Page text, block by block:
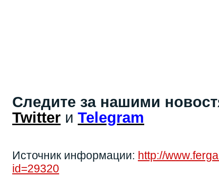
Следите за нашими
Twitter и Telegram
Источник информации: http://
id=29320